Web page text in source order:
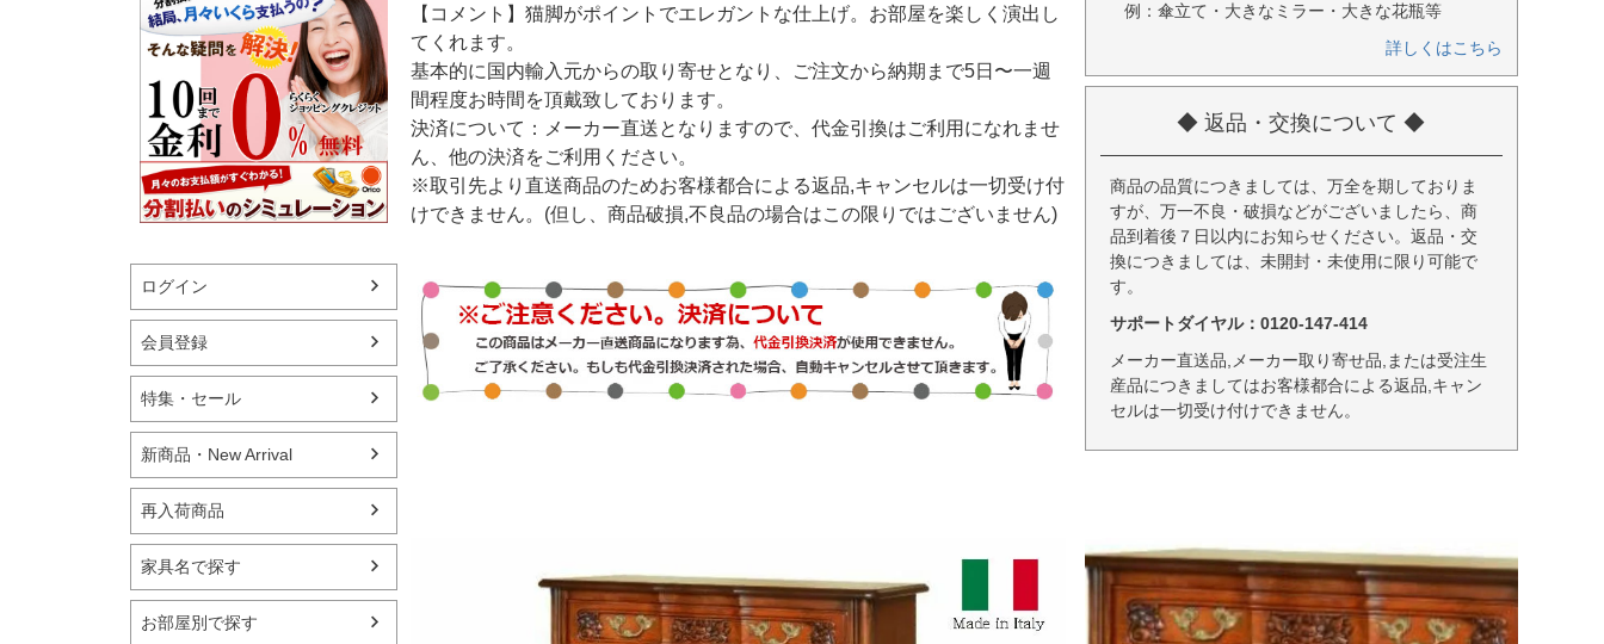
ログイン
会員登録
特集・セール
新商品・New Arrival
再入荷商品
家具名で探す
お部屋別で探す
【コメント】猫脚がポイントでエレガントな仕上げ。お部屋を楽しく演出し
てくれます。
基本的に国内輸入元からの取り寄せとなり、ご注文から納期まで5日〜一週
間程度お時間を頂戴致しております。
決済について：メーカー直送となりますので、代金引換はご利用になれませ
ん、他の決済をご利用ください。
※取引先より直送商品のためお客様都合による返品,キャンセルは一切受け付
けできません。(但し、商品破損,不良品の場合はこの限りではございません)
例：傘立て・大きなミラー・大きな花瓶等
詳しくはこちら
◆ 返品・交換について ◆
商品の品質につきましては、万全を期しておりま
すが、万一不良・破損などがございましたら、商
品到着後７日以内にお知らせください。返品・交
換につきましては、未開封・未使用に限り可能で
す。
サポートダイヤル：0120-147-414
メーカー直送品,メーカー取り寄せ品,または受注生
産品につきましてはお客様都合による返品,キャン
セルは一切受け付けできません。